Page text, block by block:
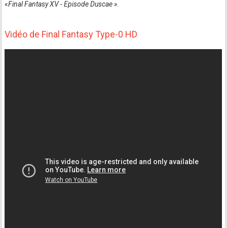
«Final Fantasy XV - Episode Duscae »
Vidéo de Final Fantasy Type-0 HD